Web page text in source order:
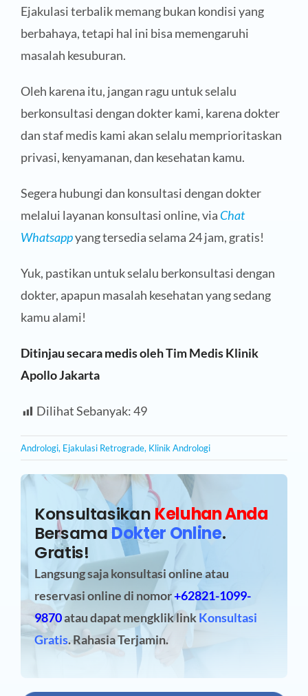
Ejakulasi terbalik memang bukan kondisi yang
berbahaya, tetapi hal ini bisa memengaruhi
masalah kesuburan.
Oleh karena itu, jangan ragu untuk selalu
berkonsultasi dengan dokter kami, karena dokter
dan staf medis kami akan selalu memprioritaskan
privasi, kenyamanan, dan kesehatan kamu.
Segera hubungi dan konsultasi dengan dokter
melalui layanan konsultasi online, via Chat
Whatsappyang tersedia selama 24 jam, gratis!
Yuk, pastikan untuk selalu berkonsultasi dengan
dokter, apapun masalah kesehatan yang sedang
kamu alami!
Ditinjau secara medis oleh Tim Medis Klinik
Apollo Jakarta
Dilihat Sebanyak:49
Andrologi, Ejakulasi Retrograde, Klinik Andrologi
Konsultasikan Keluhan Anda
BersamaDokter Online.
Gratis!
Langsung saja konsultasi online atau
reservasi onlinedi nomor+62821-1099-
9870atau dapat mengklik linkKonsultasi
Gratis. Rahasia Terjamin.